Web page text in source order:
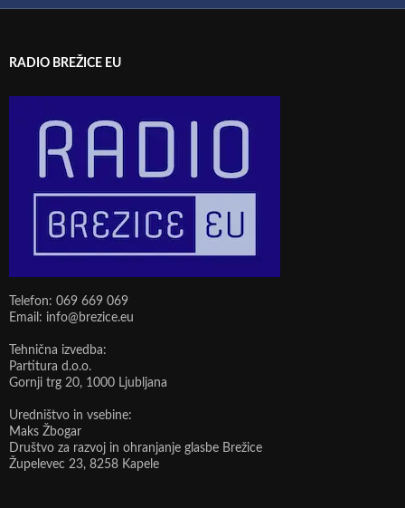
RADIO BREŽICE EU
Telefon: 069 669 069
Email: info@brezice.eu
Tehnična izvedba:
Partitura d.o.o.
Gornji trg 20, 1000 Ljubljana
Uredništvo in vsebine:
Maks Žbogar
Društvo za razvoj in ohranjanje glasbe Brežice
Župelevec 23, 8258 Kapele